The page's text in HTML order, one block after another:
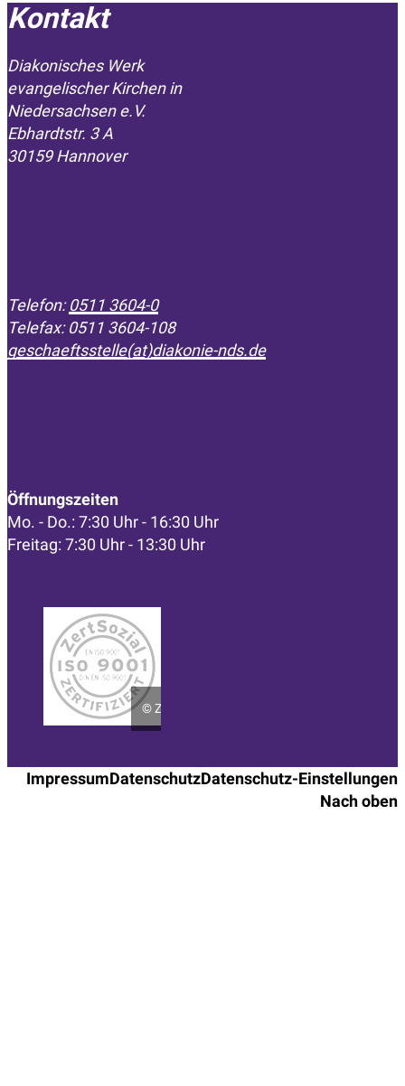
Kontakt
Diakonisches Werk
evangelischer Kirchen in
­Niedersachsen e.V.
Ebhardtstr. 3 A
30159 Hannover
Telefon:0511 3604-0
Telefax: 0511 3604-108
geschaeftsstelle(at)diakonie-nds.de
Öffnungszeiten
Mo. - Do.: 7:30 Uhr - 16:30 Uhr
Freitag: 7:30 Uhr - 13:30 Uhr
©ZertSozial
ImpressumDatenschutzDatenschutz-Einstellungen
Nach oben